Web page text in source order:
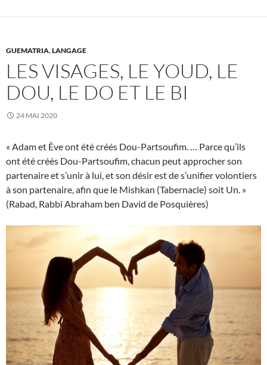
GUEMATRIA,LANGAGE
LES VISAGES, LE YOUD, LE
DOU, LE DO ET LE BI
24 MAI 2020
« Adam et Ève ont été créés Dou-Partsoufim. … Parce qu’ils
ont été créés Dou-Partsoufim, chacun peut approcher son
partenaire et s’unir à lui, et son désir est de s’unifier volontiers
à son partenaire, afin que le Mishkan (Tabernacle) soit Un. »
(Rabad, Rabbi Abraham ben David de Posquières)